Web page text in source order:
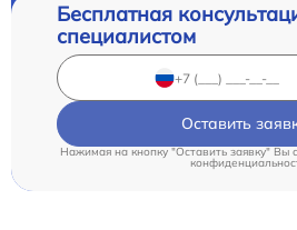
Бесплатная
специалистом
Оставить
Нажимая на кнопку "Оставить заявку" Вы